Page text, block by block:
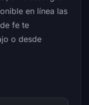
en línea las
fe te
o desde